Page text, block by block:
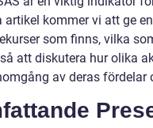
artikel kommer vi att ge
som finns, vilka
att diskutera hur olika
av deras fördelar